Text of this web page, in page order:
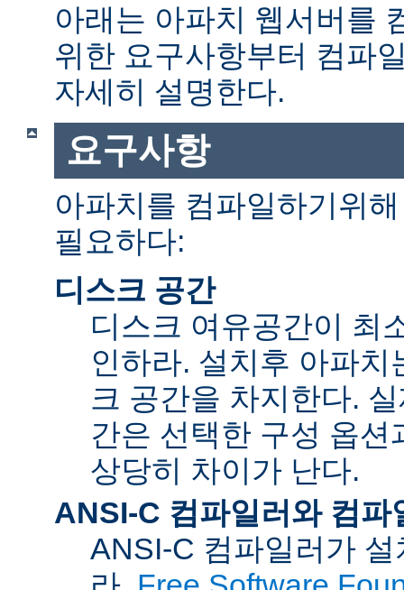
아래는 아파치 웹서버를
위한 요구사항부터 컴파
자세히 설명한다.
요구사항
아파치를 컴파일하기위
필요하다:
디스크 공간
디스크 여유공간이 최
인하라. 설치후 아파
크 공간을 차지한다.
간은 선택한 구성 옵
상당히 차이가 난다.
ANSI-C 컴파일러와 컴파
ANSI-C 컴파일러가